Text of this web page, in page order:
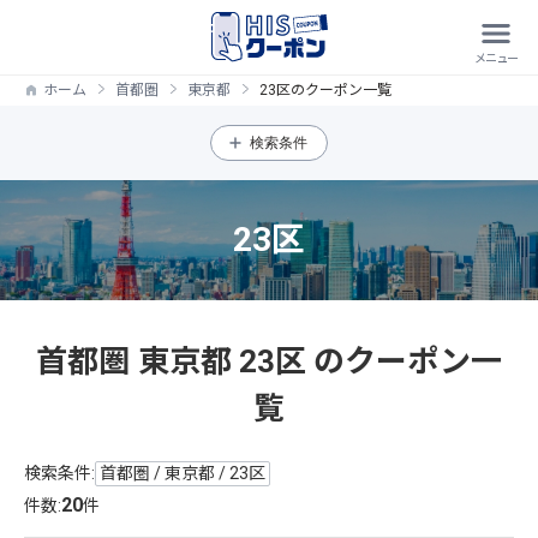
ホーム 首都圏 東京都 23区のクーポン一覧
検索条件
23区
首都圏 東京都 23区 のクーポン一
覧
検索条件: 首都圏 / 東京都 / 23区
件数:20件